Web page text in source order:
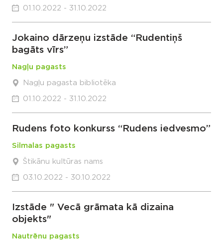
01.10.2022 - 31.10.2022
Jokaino dārzeņu izstāde “Rudentiņš
bagāts vīrs”
Nagļu pagasts
Nagļu pagasta bibliotēka
01.10.2022 - 31.10.2022
Rudens foto konkurss “Rudens iedvesmo”
Silmalas pagasts
Štikānu kultūras nams
03.10.2022 - 30.10.2022
Izstāde " Vecā grāmata kā dizaina
objekts"
Nautrēnu pagasts